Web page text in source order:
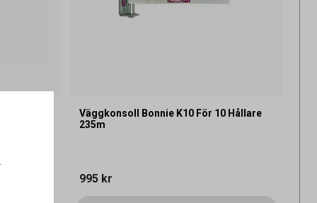
Väggkonsoll Bonnie K10 För 10 Hållare
235m
995 kr